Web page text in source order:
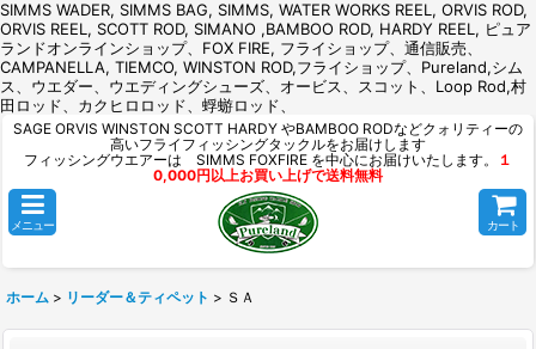
SIMMS WADER, SIMMS BAG, SIMMS, WATER WORKS REEL, ORVIS ROD,
ORVIS REEL, SCOTT ROD, SIMANO ,BAMBOO ROD, HARDY REEL, ピュア
ランドオンラインショップ、FOX FIRE, フライショップ、通信販売、
CAMPANELLA, TIEMCO, WINSTON ROD,フライショップ、Pureland,シム
ス、ウエダー、ウエディングシューズ、オービス、スコット、Loop Rod,村
田ロッド、カクヒロロッド、蜉蝣ロッド、
SAGE ORVIS WINSTON SCOTT HARDY やBAMBOO RODなどクォリティーの
高いフライフィッシングタックルをお届けします
フィッシングウエアーは SIMMS FOXFIRE を中心にお届けいたします。
１
0,000円以上お買い上げで送料無料
メニュー カート
ホーム > リーダー＆ティペット > ＳＡ